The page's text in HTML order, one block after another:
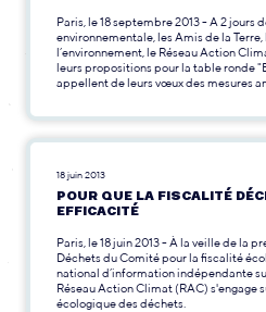
Paris, le 18 septembre 2013 - A 2 jours
environnementale, les Amis de la
l’environnement, le Réseau Action
leurs propositions pour la table ronde
appellent de leurs vœux des mesures
18 juin 2013
POUR QUE LA FISCALITÉ
EFFICACITÉ
Paris, le 18 juin 2013 - À la veille de la
Déchets du Comité pour la fiscalité
national d’information indépendante
Réseau Action Climat (RAC) s'engage
écologique des déchets.